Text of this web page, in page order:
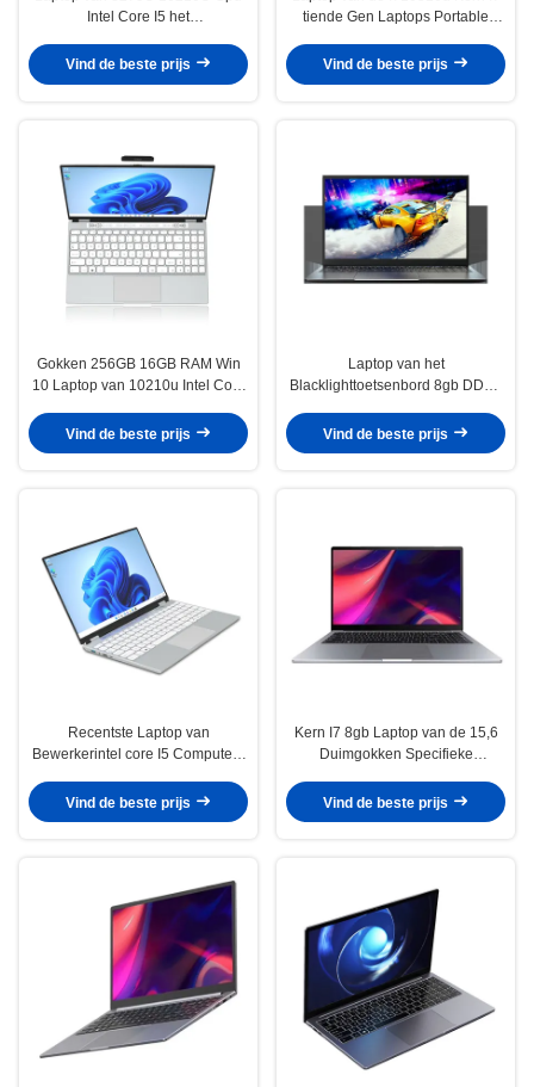
Intel Core I5 het
en Laars Logo Keyboard aan
Vind de beste prijs
tiende Gen Laptops Portable
Vind de beste prijs
Gokken 256GB 16GB RAM Win
10 Laptop van 10210u Intel Core
Vind de beste prijs
Laptop van het
Blacklighttoetsenbord 8gb DDR4
van het Computeraluminium
Vind de beste prijs
Recentste Laptop van
Bewerkerintel core I5 Computers
Computer For Tender
Vind de beste prijs
Kern I7 8gb Laptop van de 15,6
Duimgokken Specifieke
Kaart I7 1165G7
Vind de beste prijs